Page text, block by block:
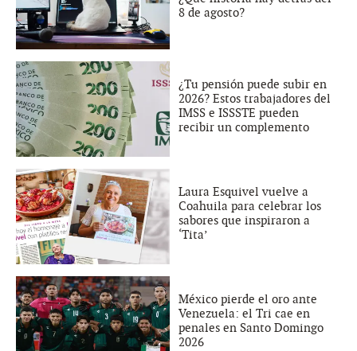
8 de agosto?
¿Tu pensión puede subir en
2026? Estos trabajadores del
IMSS e ISSSTE pueden
recibir un complemento
Laura Esquivel vuelve a
Coahuila para celebrar los
sabores que inspiraron a
‘Tita’
México pierde el oro ante
Venezuela: el Tri cae en
penales en Santo Domingo
2026